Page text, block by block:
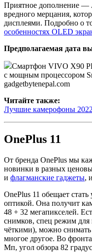
Приятное дополнение —
вредного мерцания,
дисплеями. Подробно о
особенностях OLED
Предполагаемая дата
Смартфон VIVO X90
с мощным процессором
gadgetbytenepal.com
Читайте также:
Лучшие камерофоны
OnePlus 11
От бренда OnePlus мы
новинки в разных
и флагманские гаджеты, и
OnePlus 11 обещает
оптикой. Она получит
48 + 32 мегапикселей.
снимков, спец режим для
чёткими), можно
многое другое. Во
Мп, угол обзора 82